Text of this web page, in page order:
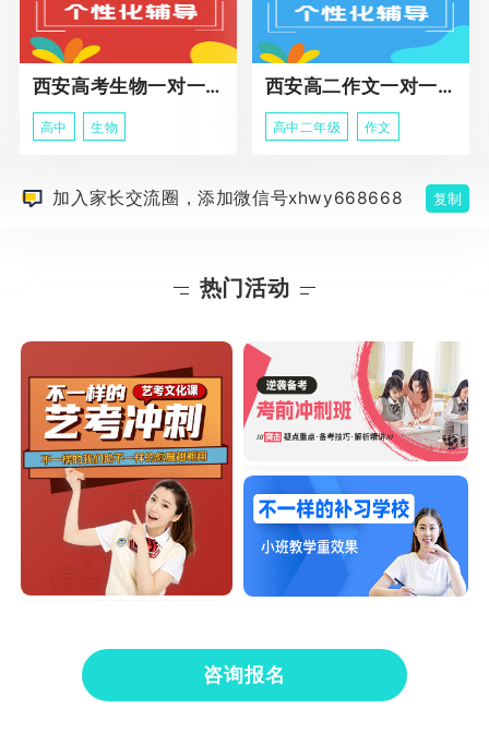
西安高考生物一对一辅导
高中 生物
西安高二作文一对一辅导课程
高中二年级 作文
加入家长交流圈，添加微信号xhwy668668 复制
热门活动
咨询报名